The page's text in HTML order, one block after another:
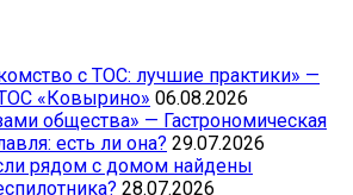
с ТОС: лучшие практики» —
«Ковырино» 06.08.2026
общества» — Гастрономическая
есть ли она? 29.07.2026
рядом с домом найдены
28.07.2026